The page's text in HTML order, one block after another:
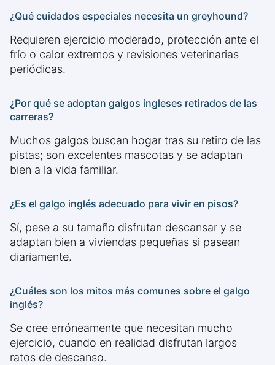
¿Qué cuidados especiales necesita un greyhound?
Requieren ejercicio moderado, protección ante el
frío o calor extremos y revisiones veterinarias
periódicas.
¿Por qué se adoptan galgos ingleses retirados de las
carreras?
Muchos galgos buscan hogar tras su retiro de las
pistas; son excelentes mascotas y se adaptan
bien a la vida familiar.
¿Es el galgo inglés adecuado para vivir en pisos?
Sí, pese a su tamaño disfrutan descansar y se
adaptan bien a viviendas pequeñas si pasean
diariamente.
¿Cuáles son los mitos más comunes sobre el galgo
inglés?
Se cree erróneamente que necesitan mucho
ejercicio, cuando en realidad disfrutan largos
ratos de descanso.